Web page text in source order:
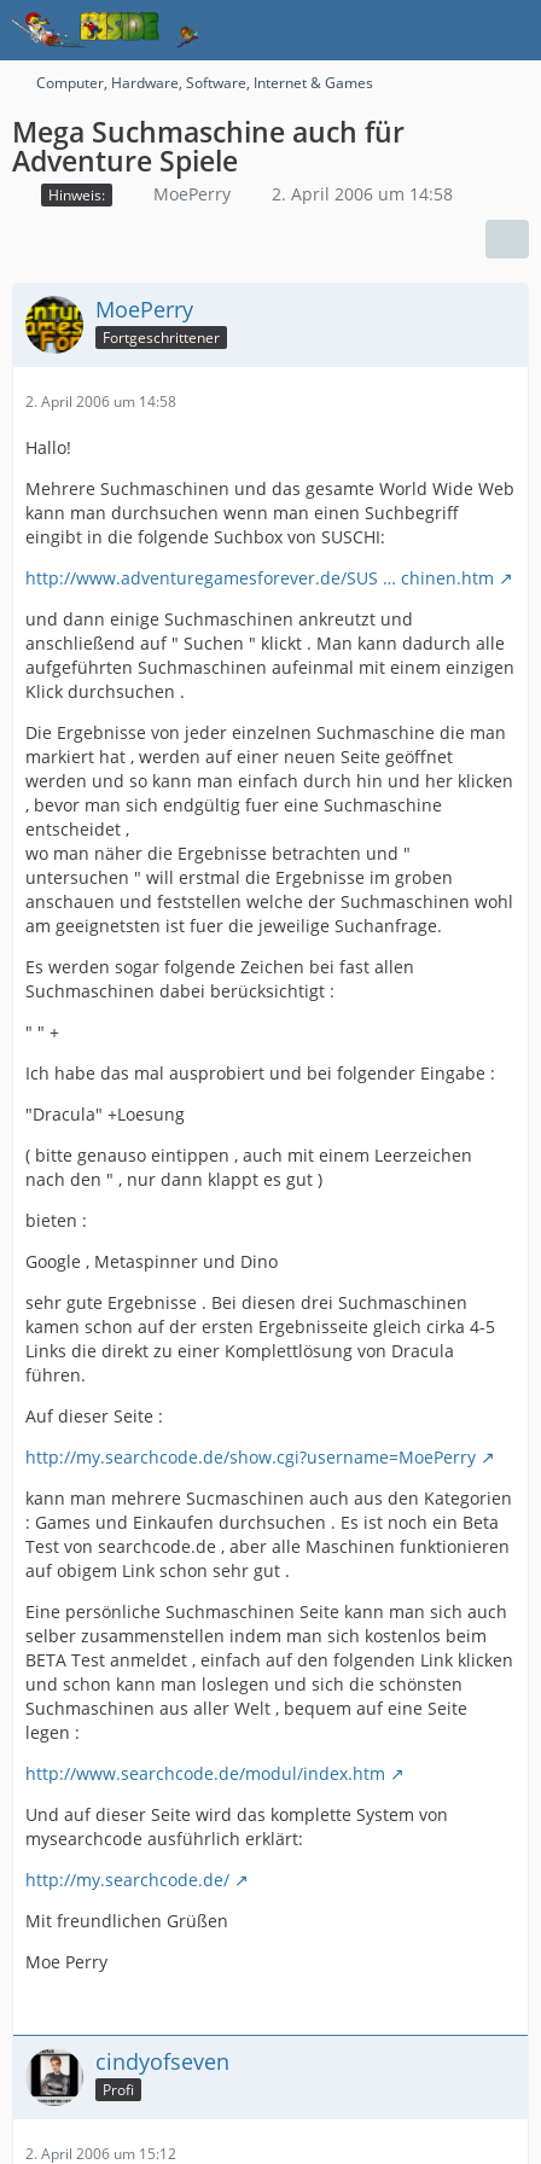
Computer, Hardware, Software, Internet & Games
Mega Suchmaschine auch für
Adventure Spiele
Hinweis: MoePerry 2. April 2006 um 14:58
MoePerry
Fortgeschrittener
2. April 2006 um 14:58
Hallo!
Mehrere Suchmaschinen und das gesamte World Wide Web
kann man durchsuchen wenn man einen Suchbegriff
eingibt in die folgende Suchbox von SUSCHI:
http://www.adventuregamesforever.de/SUS … chinen.htm
und dann einige Suchmaschinen ankreutzt und
anschließend auf " Suchen " klickt . Man kann dadurch alle
aufgeführten Suchmaschinen aufeinmal mit einem einzigen
Klick durchsuchen .
Die Ergebnisse von jeder einzelnen Suchmaschine die man
markiert hat , werden auf einer neuen Seite geöffnet
werden und so kann man einfach durch hin und her klicken
, bevor man sich endgültig fuer eine Suchmaschine
entscheidet ,
wo man näher die Ergebnisse betrachten und "
untersuchen " will erstmal die Ergebnisse im groben
anschauen und feststellen welche der Suchmaschinen wohl
am geeignetsten ist fuer die jeweilige Suchanfrage.
Es werden sogar folgende Zeichen bei fast allen
Suchmaschinen dabei berücksichtigt :
" " +
Ich habe das mal ausprobiert und bei folgender Eingabe :
"Dracula" +Loesung
( bitte genauso eintippen , auch mit einem Leerzeichen
nach den " , nur dann klappt es gut )
bieten :
Google , Metaspinner und Dino
sehr gute Ergebnisse . Bei diesen drei Suchmaschinen
kamen schon auf der ersten Ergebnisseite gleich cirka 4-5
Links die direkt zu einer Komplettlösung von Dracula
führen.
Auf dieser Seite :
http://my.searchcode.de/show.cgi?username=MoePerry
kann man mehrere Sucmaschinen auch aus den Kategorien
: Games und Einkaufen durchsuchen . Es ist noch ein Beta
Test von searchcode.de , aber alle Maschinen funktionieren
auf obigem Link schon sehr gut .
Eine persönliche Suchmaschinen Seite kann man sich auch
selber zusammenstellen indem man sich kostenlos beim
BETA Test anmeldet , einfach auf den folgenden Link klicken
und schon kann man loslegen und sich die schönsten
Suchmaschinen aus aller Welt , bequem auf eine Seite
legen :
http://www.searchcode.de/modul/index.htm
Und auf dieser Seite wird das komplette System von
mysearchcode ausführlich erklärt:
http://my.searchcode.de/
Mit freundlichen Grüßen
Moe Perry
cindyofseven
Profi
2. April 2006 um 15:12